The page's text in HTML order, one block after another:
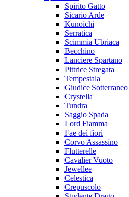
Spirito Gatto
Sicario Arde
Kunoichi
Serratica
Scimmia Ubriaca
Becchino
Lanciere Spartano
Pittrice Stregata
Tempestala
Giudice Sotterraneo
Crystella
Tundra
Saggio Spada
Lord Fiamma
Fae dei fiori
Corvo Assassino
Flutterelle
Cavalier Vuoto
Jewellee
Celestica
Crepuscolo